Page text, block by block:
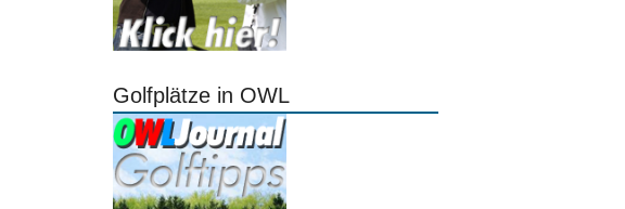
Golfplätze in OWL